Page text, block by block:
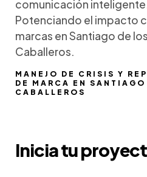
MANEJO DE CRISIS Y
DE MARCA EN SANTIAGO
CABALLEROS
comunicación
Potenciando el impacto
marcas en Santiago de los
Caballeros.
Inicia tu